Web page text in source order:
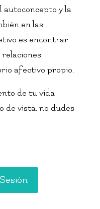
autoconcepto y la
en las
es encontrar
afectivo propio.
de tu vida
de vista, no dudes